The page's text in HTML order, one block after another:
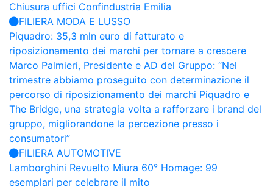
Chiusura uffici Confindustria Emilia
FILIERA MODA E LUSSO
Piquadro: 35,3 mln euro di fatturato e
riposizionamento dei marchi per tornare a crescere
Marco Palmieri, Presidente e AD del Gruppo: “Nel
trimestre abbiamo proseguito con determinazione il
percorso di riposizionamento dei marchi Piquadro e
The Bridge, una strategia volta a rafforzare i brand del
gruppo, migliorandone la percezione presso i
consumatori”
FILIERA AUTOMOTIVE
Lamborghini Revuelto Miura 60° Homage: 99
esemplari per celebrare il mito